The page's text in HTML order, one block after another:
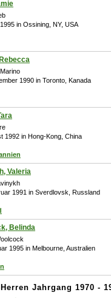
in Ossining, NY, USA
1990 in Toronto, Kanada
1992 in Hong-Kong, China
Valeria
1991 in Sverdlovsk, Russland
Belinda
1995 in Melbourne, Australien
Jahrgang 1970 -